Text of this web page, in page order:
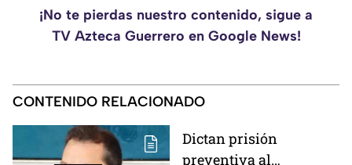
¡No te pierdas nuestro contenido, sigue a
TV Azteca Guerrero en Google News!
CONTENIDO RELACIONADO
Dictan prisión
preventiva al